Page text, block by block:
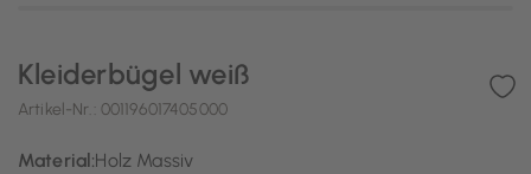
Kleiderbügel weiß
Artikel-Nr.: 001196017405000
Material:Holz Massiv